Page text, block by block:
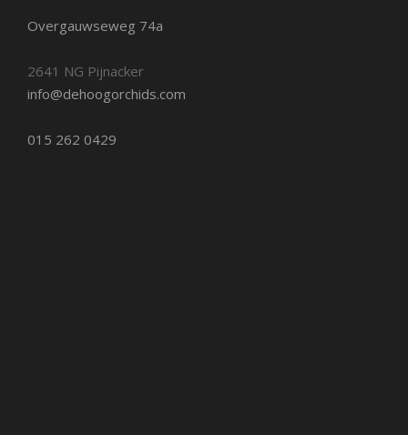
Overgauwseweg 74a
2641 NG Pijnacker
info@dehoogorchids.com
015 262 0429